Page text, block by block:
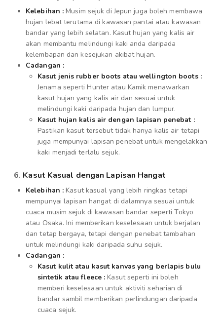
Kelebihan : Musim sejuk di Jepun juga boleh membawa
hujan lebat terutama di kawasan pantai atau kawasan
bandar yang lebih selatan. Kasut hujan yang kalis air
akan membantu melindungi kaki anda daripada
kelembapan dan kesejukan akibat hujan.
Cadangan :
Kasut jenis rubber boots atau wellington boots :
Jenama seperti Hunter atau Kamik menawarkan
kasut hujan yang kalis air dan sesuai untuk
melindungi kaki daripada hujan dan lumpur.
Kasut hujan kalis air dengan lapisan penebat :
Pastikan kasut tersebut tidak hanya kalis air tetapi
juga mempunyai lapisan penebat untuk mengelakkan
kaki menjadi terlalu sejuk.
6. Kasut Kasual dengan Lapisan Hangat
Kelebihan : Kasut kasual yang lebih ringkas tetapi
mempunyai lapisan hangat di dalamnya sesuai untuk
cuaca musim sejuk di kawasan bandar seperti Tokyo
atau Osaka. Ini memberikan keselesaan untuk berjalan
dan tetap bergaya, tetapi dengan penebat tambahan
untuk melindungi kaki daripada suhu sejuk.
Cadangan :
Kasut kulit atau kasut kanvas yang berlapis bulu
sintetik atau fleece : Kasut seperti ini boleh
memberi keselesaan untuk aktiviti seharian di
bandar sambil memberikan perlindungan daripada
cuaca sejuk.